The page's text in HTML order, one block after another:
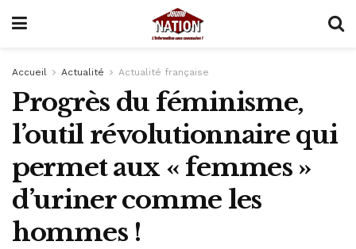
Accueil Actualité Actualité française
Progrès du féminisme,
l’outil révolutionnaire qui
permet aux « femmes »
d’uriner comme les
hommes !